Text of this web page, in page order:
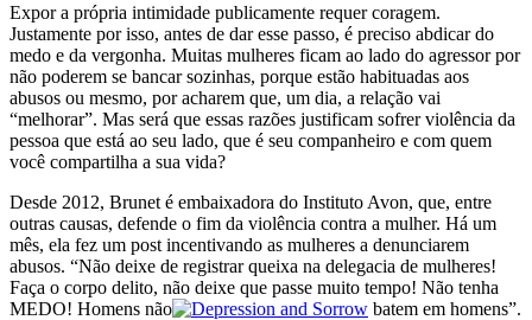
Expor a própria intimidade publicamente requer coragem.
Justamente por isso, antes de dar esse passo, é preciso abdicar do
medo e da vergonha. Muitas mulheres ficam ao lado do agressor por
não poderem se bancar sozinhas, porque estão habituadas aos
abusos ou mesmo, por acharem que, um dia, a relação vai
“melhorar”. Mas será que essas razões justificam sofrer violência da
pessoa que está ao seu lado, que é seu companheiro e com quem
você compartilha a sua vida?
Desde 2012, Brunet é embaixadora do Instituto Avon, que, entre
outras causas, defende o fim da violência contra a mulher. Há um
mês, ela fez um post incentivando as mulheres a denunciarem
abusos. “Não deixe de registrar queixa na delegacia de mulheres!
Faça o corpo delito, não deixe que passe muito tempo! Não tenha
MEDO! Homens não
batem em homens”.